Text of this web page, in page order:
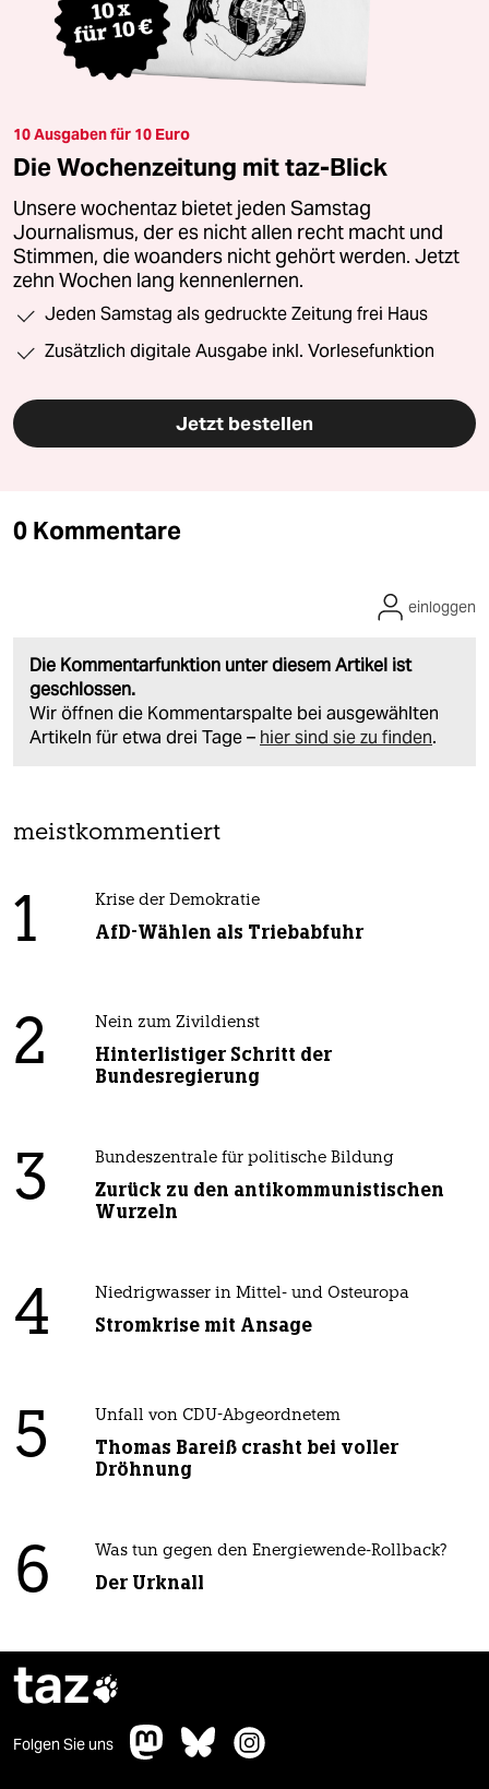
10 Ausgaben für 10 Euro
Die Wochenzeitung mit taz-Blick
Unsere wochentaz bietet jeden Samstag
Journalismus, der es nicht allen recht macht und
Stimmen, die woanders nicht gehört werden. Jetzt
zehn Wochen lang kennenlernen.
Jeden Samstag als gedruckte Zeitung frei Haus
Zusätzlich digitale Ausgabe inkl. Vorlesefunktion
Jetzt bestellen
0 Kommentare
Die Kommentarfunktion unter diesem Artikel ist
geschlossen.
Wir öffnen die Kommentarspalte bei ausgewählten
Artikeln für etwa drei Tage – hier sind sie zu finden.
einloggen
meistkommentiert
1 Krise der Demokratie
AfD-Wählen als Triebabfuhr
2 Nein zum Zivildienst
Hinterlistiger Schritt der
Bundesregierung
3 Bundeszentrale für politische Bildung
Zurück zu den antikommunistischen
Wurzeln
4 Niedrigwasser in Mittel- und Osteuropa
Stromkrise mit Ansage
5 Unfall von CDU-Abgeordnetem
Thomas Bareiß crasht bei voller
Dröhnung
6 Was tun gegen den Energiewende-Rollback?
Der Urknall
taz
Folgen Sie uns